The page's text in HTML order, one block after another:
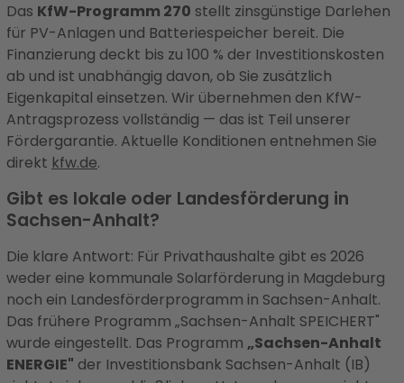
Das KfW-Programm 270 stellt zinsgünstige Darlehen
für PV-Anlagen und Batteriespeicher bereit. Die
Finanzierung deckt bis zu 100 % der Investitionskosten
ab und ist unabhängig davon, ob Sie zusätzlich
Eigenkapital einsetzen. Wir übernehmen den KfW-
Antragsprozess vollständig — das ist Teil unserer
Fördergarantie. Aktuelle Konditionen entnehmen Sie
direkt kfw.de.
Gibt es lokale oder Landesförderung in
Sachsen-Anhalt?
Die klare Antwort: Für Privathaushalte gibt es 2026
weder eine kommunale Solarförderung in Magdeburg
noch ein Landesförderprogramm in Sachsen-Anhalt.
Das frühere Programm „Sachsen-Anhalt SPEICHERT"
wurde eingestellt. Das Programm „Sachsen-Anhalt
ENERGIE" der Investitionsbank Sachsen-Anhalt (IB)